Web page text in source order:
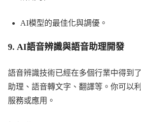
AI模型的最佳化與調優。
9. AI語音辨識與語音助理開發
語音辨識技術已經在多個行業中得到
助理、語音轉文字、翻譯等。你可以
服務或應用。